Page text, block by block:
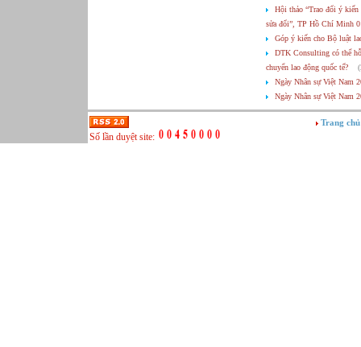
Hội thảo “Trao đổi ý
sửa đổi”, TP Hồ Chí Minh
Góp ý kiến cho Bộ luật
DTK Consulting có thể
chuyển lao động quốc tế?
Ngày Nhân sự Việt Nam
Ngày Nhân sự Việt Nam
Danh sách các đơn vị tài
Thông tin về Ngày
Số lần duyệt site:
Trang chủ